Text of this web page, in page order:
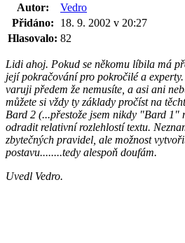
Autor:
Vedro
Přidáno:
18. 9. 2002 v 20:27
Hlasovalo: 82
Lidi ahoj. Pokud se někomu líbila má
její pokračování pro pokročilé a experty.
varuji předem že nemusíte, a asi ani
můžete si vždy ty základy pročíst na
Bard 2 (...přestože jsem nikdy "Bard 1"
odradit relativní rozlehlostí textu.
zbytečných pravidel, ale možnost
postavu........tedy alespoň doufám.
Uvedl Vedro.